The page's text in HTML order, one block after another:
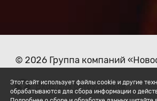
© 2026 Группа компаний
Вход для сотрудников
Этот сайт использует файлы cookie и другие
обрабатываются для сбора информации о